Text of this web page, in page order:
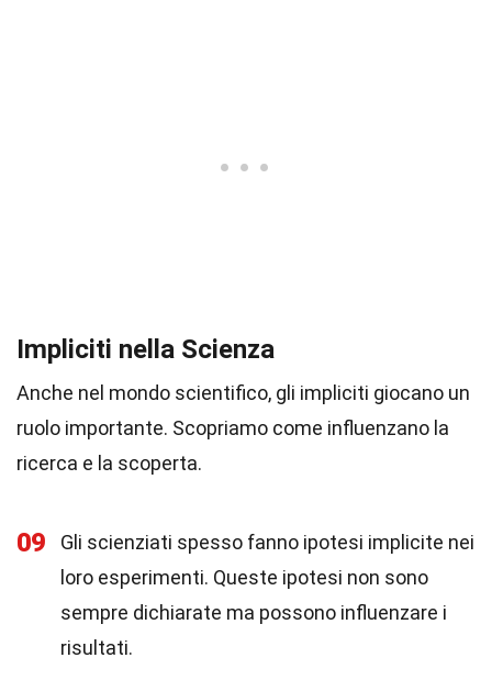
Impliciti nella Scienza
Anche nel mondo scientifico, gli impliciti giocano un
ruolo importante. Scopriamo come influenzano la
ricerca e la scoperta.
09
Gli scienziati spesso fanno ipotesi implicite nei
loro esperimenti. Queste ipotesi non sono
sempre dichiarate ma possono influenzare i
risultati.